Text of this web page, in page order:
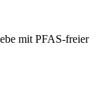
mit PFAS-freier